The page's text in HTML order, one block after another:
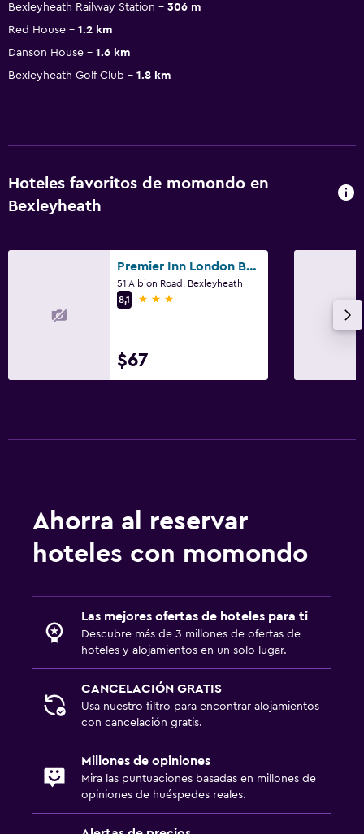
Bexleyheath Railway Station
306 m
Red House
1.2 km
Danson House
1.6 km
Bexleyheath Golf Club
1.8 km
Hoteles favoritos de momondo en
Bexleyheath
Premier Inn London Bexleyheath
51 Albion Road, Bexleyheath
8,1
3 estrellas
$67
Ahorra al reservar
hoteles con momondo
Las mejores ofertas de hoteles para ti
Descubre más de 3 millones de ofertas de
hoteles y alojamientos en un solo lugar.
CANCELACIÓN GRATIS
Usa nuestro filtro para encontrar alojamientos
con cancelación gratis.
Millones de opiniones
Mira las puntuaciones basadas en millones de
opiniones de huéspedes reales.